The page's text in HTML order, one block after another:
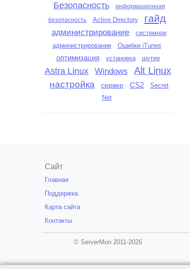
Безопасность
информационная
безопасность
Active Directory гайд
администрирование
системное
администрирование
Ошибки iTunes
оптимизация установка шутер
Astra Linux Windows
Alt Linux
настройка
сервер CS2
Secret
Net
Сайт
Главная
Поддержка
Карта сайта
Контакты
© ServerMon 2011-2026